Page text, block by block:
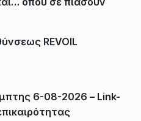
REVOIL
6-08-2026 – Link-